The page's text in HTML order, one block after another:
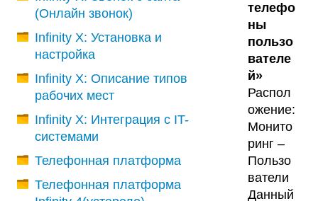
(Онлайн звонок)
Infinity X: Установка и
настройка
Infinity X: Описание типов
рабочих мест
Infinity X: Интеграция с IT-
системами
Телефонная платформа
Телефонная платформа
телефо
ны
пользо
вателе
й»
Распол
ожение:
Монито
ринг –
Пользо
ватели
Данный